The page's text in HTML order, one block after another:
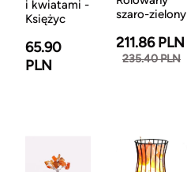
i kwiatami -
Księżyc
65.90
PLN
szaro-zielony
211.86 PLN
235.40 PLN